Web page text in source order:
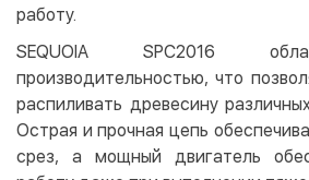
Кредит
Мгновенная рассрочка
Оплата частями (Приватбанк)
Покупка частями (Монобанк)
работу.
SEQUOIA SPC2016
производительностью, что
распиливать древесину
Острая и прочная цепь
срез, а мощный двигатель